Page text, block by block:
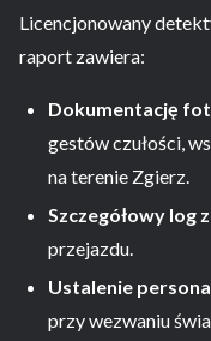
Licencjonowany
raport zawiera:
Dokumentację
gestów czułości,
na terenie Zgierz.
Szczegółowy log
przejazdu.
Ustalenie
przy wezwaniu